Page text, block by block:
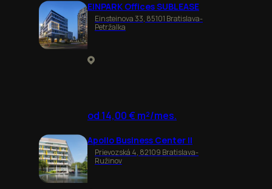
EINPARK Offices SUBLEASE
Einsteinova 33, 85101 Bratislava-
Petržalka
od 14,00 € m²/mes.
Apollo Business Center II
Prievozská 4, 82109 Bratislava-
Ružinov